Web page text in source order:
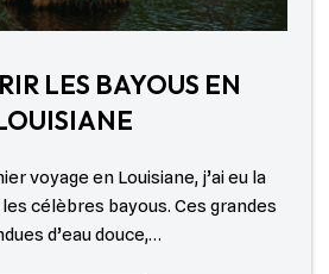
LES BAYOUS EN
voyage en Louisiane, j’ai eu la
célèbres bayous. Ces grandes
d’eau douce,…